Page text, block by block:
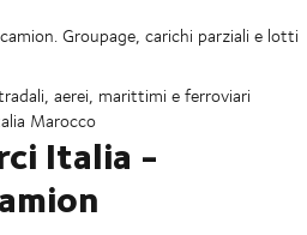
Groupage, carichi parziali e lotti
aerei, marittimi e ferroviari
Marocco
Italia -